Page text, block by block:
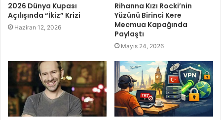
2026 Dünya Kupası
Açılışında “İkiz” Krizi
Haziran 12, 2026
Rihanna Kızı Rocki’nin
Yüzünü Birinci Kere
Mecmua Kapağında
Paylaştı
Mayıs 24, 2026